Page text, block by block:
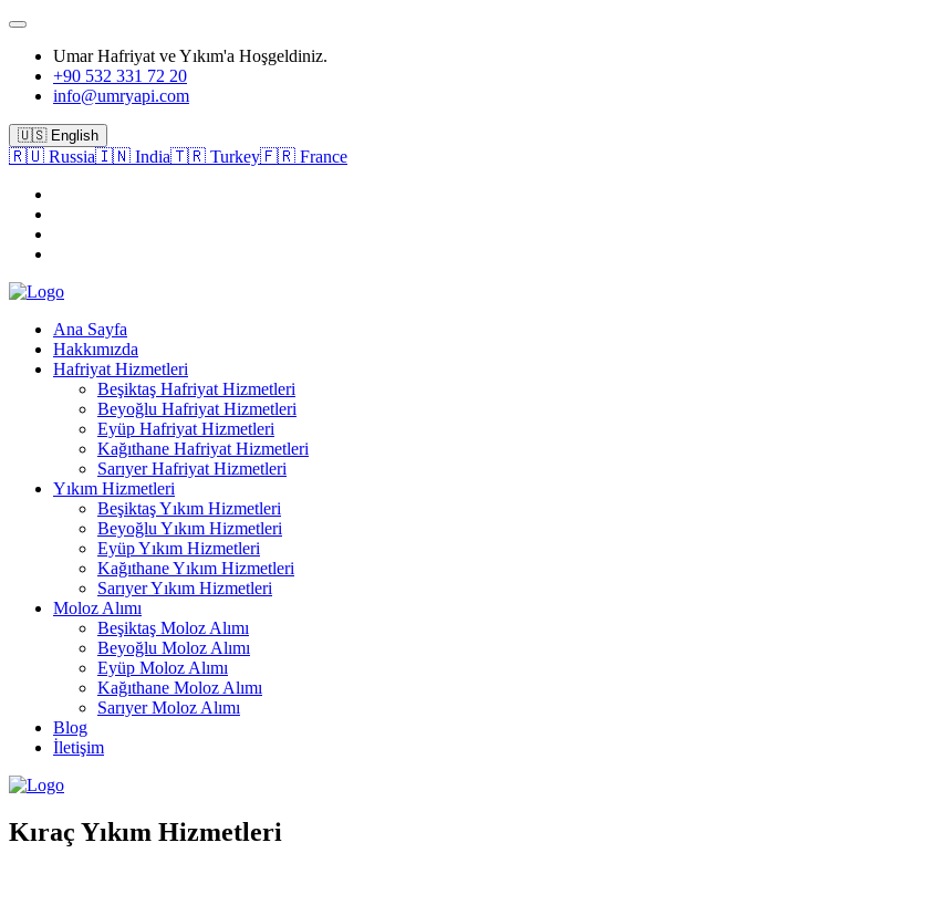
Umar Hafriyat ve Yıkım'a Hoşgeldiniz.
+90 532 331 72 20
info@umryapi.com
🇺🇸 English
🇷🇺 Russia🇮🇳 India🇹🇷 Turkey🇫🇷 France
Ana Sayfa
Hakkımızda
Hafriyat Hizmetleri
Beşiktaş Hafriyat Hizmetleri
Beyoğlu Hafriyat Hizmetleri
Eyüp Hafriyat Hizmetleri
Kağıthane Hafriyat Hizmetleri
Sarıyer Hafriyat Hizmetleri
Yıkım Hizmetleri
Beşiktaş Yıkım Hizmetleri
Beyoğlu Yıkım Hizmetleri
Eyüp Yıkım Hizmetleri
Kağıthane Yıkım Hizmetleri
Sarıyer Yıkım Hizmetleri
Moloz Alımı
Beşiktaş Moloz Alımı
Beyoğlu Moloz Alımı
Eyüp Moloz Alımı
Kağıthane Moloz Alımı
Sarıyer Moloz Alımı
Blog
İletişim
Kıraç Yıkım Hizmetleri